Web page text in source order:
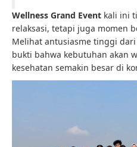
Wellness Grand Event kali ini
relaksasi, tetapi juga momen
Melihat antusiasme tinggi
bukti bahwa kebutuhan akan
kesehatan semakin besar di